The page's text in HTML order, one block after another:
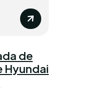
de
Hyundai